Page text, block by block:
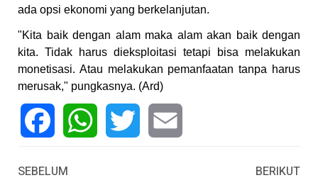
ada opsi ekonomi yang berkelanjutan.
"Kita baik dengan alam maka alam akan baik dengan
kita. Tidak harus dieksploitasi tetapi bisa melakukan
monetisasi. Atau melakukan pemanfaatan tanpa harus
merusak," pungkasnya. (Ard)
SEBELUM
BERIKUT